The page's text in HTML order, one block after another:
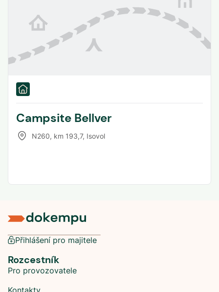
Campsite Bellver
N260, km 193,7, Isovol
Přihlášení pro majitele
Rozcestník
Pro provozovatele
Kontakty